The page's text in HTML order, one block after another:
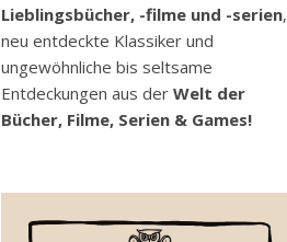
Lieblingsbücher, -filme und -serien,
neu entdeckte Klassiker und
ungewöhnliche bis seltsame
Entdeckungen aus der Welt der
Bücher, Filme, Serien & Games!